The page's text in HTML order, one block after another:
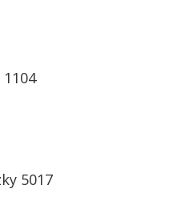
1104
5017